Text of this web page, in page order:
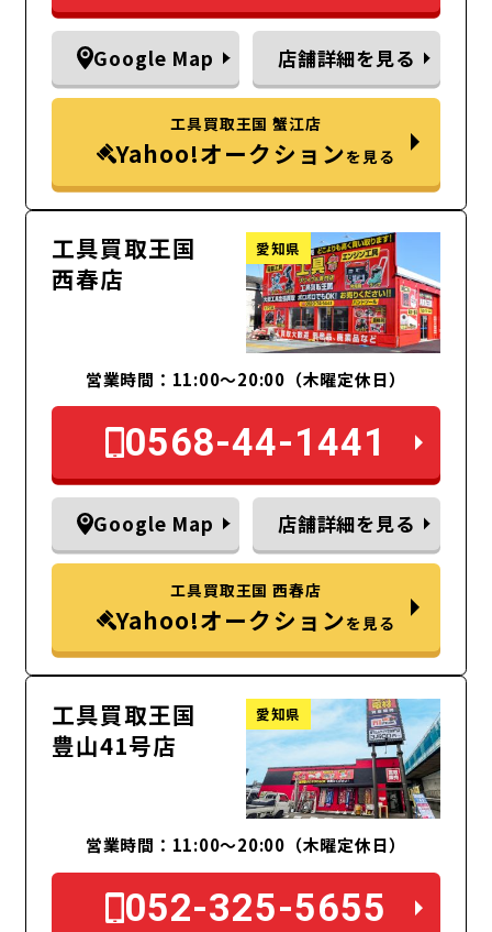
Google Map 店舗詳細を見る
工具買取王国 蟹江店
Yahoo!オークションを見る
工具買取王国
西春店
愛知県
営業時間：11:00～20:00（木曜定休日）
0568-44-1441
Google Map 店舗詳細を見る
工具買取王国 西春店
Yahoo!オークションを見る
工具買取王国
豊山41号店
愛知県
営業時間：11:00～20:00（木曜定休日）
052-325-5655